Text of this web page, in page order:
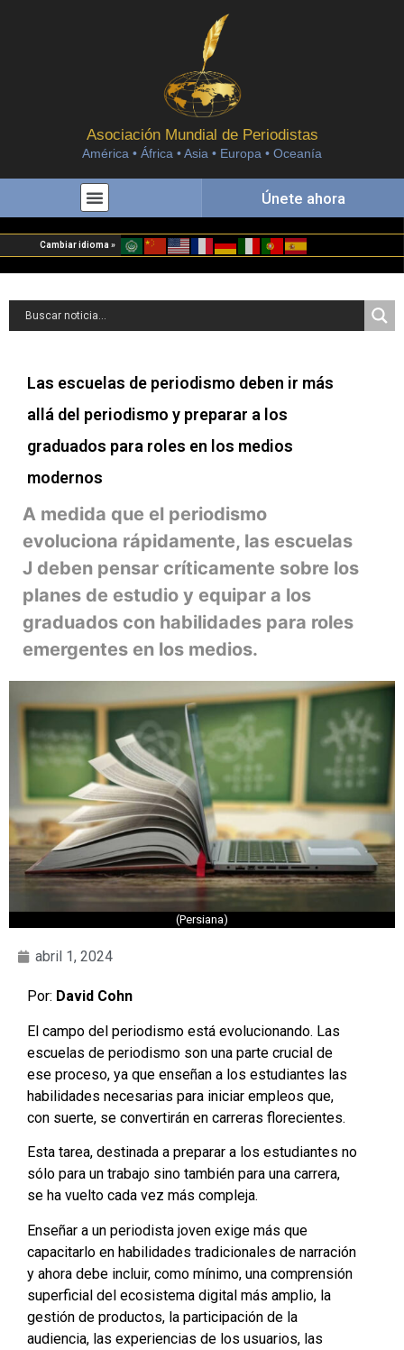
Asociación Mundial de Periodistas
América • África • Asia • Europa • Oceanía
Únete ahora
Cambiar idioma »
Las escuelas de periodismo deben ir más
allá del periodismo y preparar a los
graduados para roles en los medios
modernos
A medida que el periodismo
evoluciona rápidamente, las escuelas
J deben pensar críticamente sobre los
planes de estudio y equipar a los
graduados con habilidades para roles
emergentes en los medios.
(Persiana)
abril 1, 2024
Por: David Cohn
El campo del periodismo está evolucionando. Las
escuelas de periodismo son una parte crucial de
ese proceso, ya que enseñan a los estudiantes las
habilidades necesarias para iniciar empleos que,
con suerte, se convertirán en carreras florecientes.
Esta tarea, destinada a preparar a los estudiantes no
sólo para un trabajo sino también para una carrera,
se ha vuelto cada vez más compleja.
Enseñar a un periodista joven exige más que
capacitarlo en habilidades tradicionales de narración
y ahora debe incluir, como mínimo, una comprensión
superficial del ecosistema digital más amplio, la
gestión de productos, la participación de la
audiencia, las experiencias de los usuarios, las